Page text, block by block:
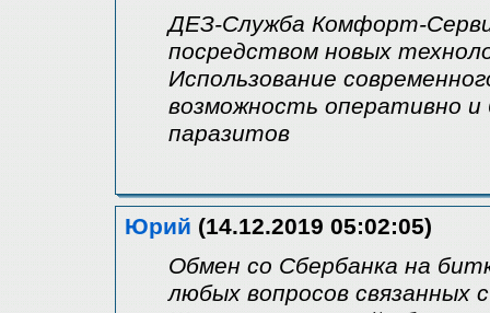
ДЕЗ-Служба Комфорт-
посредством новых
Использование
возможность оперативно и
паразитов
Юрий (14.12.2019 05:02:05)
Обмен со Сбербанка на
любых вопросов связанных